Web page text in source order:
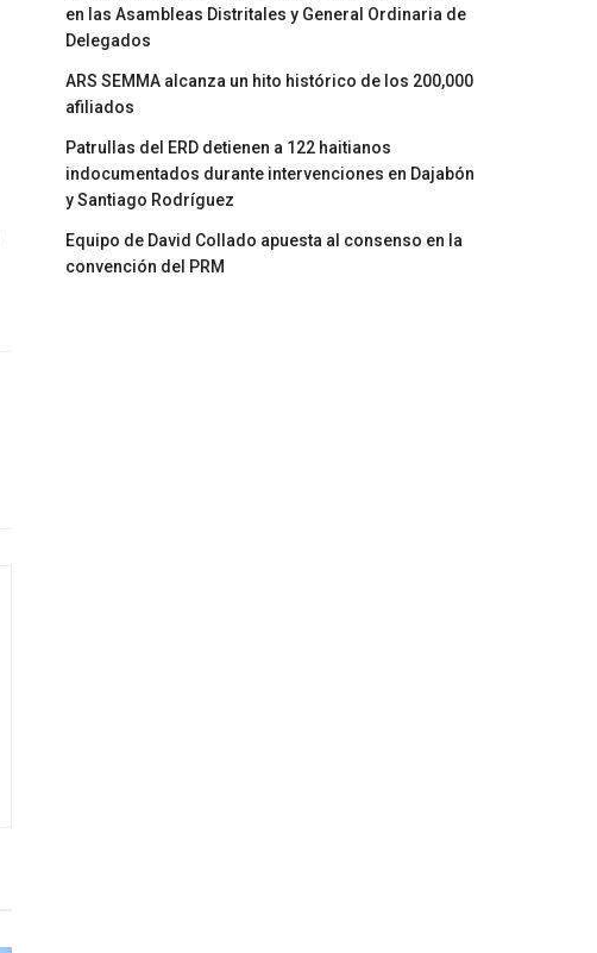
en las Asambleas Distritales y General Ordinaria de
Delegados
ARS SEMMA alcanza un hito histórico de los 200,000
afiliados
Patrullas del ERD detienen a 122 haitianos
indocumentados durante intervenciones en Dajabón
y Santiago Rodríguez
Equipo de David Collado apuesta al consenso en la
convención del PRM